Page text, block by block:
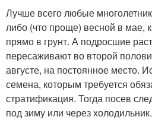
Лучше всего любые
либо (что проще) весной в мае,
прямо в грунт. А подросшие
пересаживают во второй
августе, на постоянное место.
семена, которым требуется
стратификация. Тогда посев
под зиму или через холодильник.